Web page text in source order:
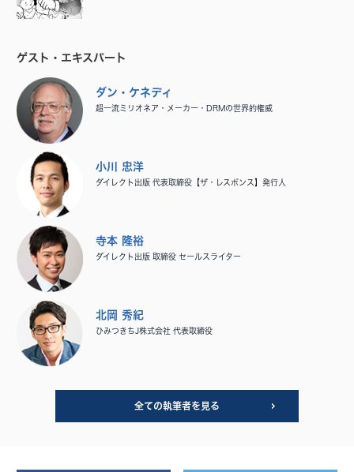
ゲスト・エキスパート
ダン・ケネディ
超一流ミリオネア・メーカー・DRMの世界的権威
小川 忠洋
ダイレクト出版 代表取締役【ザ・レスポンス】発行人
寺本 隆裕
ダイレクト出版 取締役 セールスライター
北岡 秀紀
ひみつきちJ株式会社 代表取締役
全ての執筆者を見る